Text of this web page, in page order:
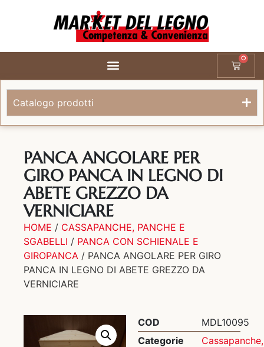
0
Catalogo prodotti
PANCA ANGOLARE PER
GIRO PANCA IN LEGNO DI
ABETE GREZZO DA
VERNICIARE
HOME / CASSAPANCHE, PANCHE E
SGABELLI / PANCA CON SCHIENALE E
GIROPANCA / PANCA ANGOLARE PER GIRO
PANCA IN LEGNO DI ABETE GREZZO DA
VERNICIARE
COD
MDL10095
Categorie
Cassapanche,